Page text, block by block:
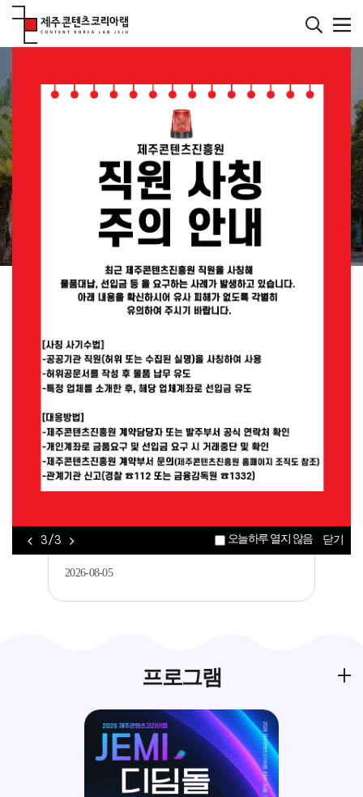
본
문
기
3 / 3 오늘하루 열지 않음 닫기
JEJU CONTENT
KOREA LAB
JEMI란?
공지사항
공지
한 게임 개발 입문기 교육생 모집..
2026-08-06
[제주평생교육장학진흥원] 2026년 가족과
함께하는 메이커 교육 <아두이노를 활..
2026-08-05
프로그램